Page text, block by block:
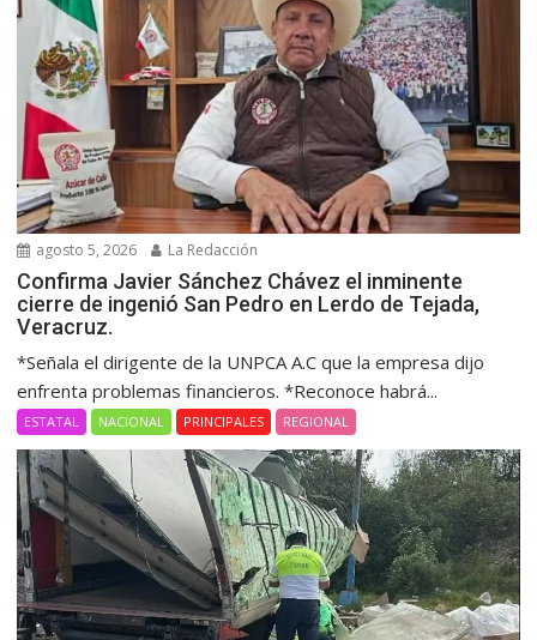
agosto 5, 2026 La Redacción
Confirma Javier Sánchez Chávez el inminente
cierre de ingenió San Pedro en Lerdo de Tejada,
Veracruz.
*Señala el dirigente de la UNPCA A.C que la empresa dijo
enfrenta problemas financieros. *Reconoce habrá...
ESTATAL NACIONAL PRINCIPALES REGIONAL